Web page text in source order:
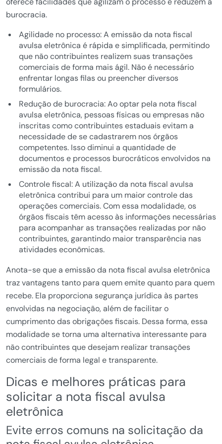
burocracia.
Agilidade no processo: A emissão da nota fiscal
avulsa eletrônica é rápida e simplificada, permitindo
que não contribuintes realizem suas transações
comerciais de forma mais ágil. Não é necessário
enfrentar longas filas ou preencher diversos
formulários.
Redução de burocracia: Ao optar pela nota fiscal
avulsa eletrônica, pessoas físicas ou empresas não
inscritas como contribuintes estaduais evitam a
necessidade de se cadastrarem nos órgãos
competentes. Isso diminui a quantidade de
documentos e processos burocráticos envolvidos na
emissão da nota fiscal.
Controle fiscal: A utilização da nota fiscal avulsa
eletrônica contribui para um maior controle das
operações comerciais. Com essa modalidade, os
órgãos fiscais têm acesso às informações necessárias
para acompanhar as transações realizadas por não
contribuintes, garantindo maior transparência nas
atividades econômicas.
Anota-se que a emissão da nota fiscal avulsa eletrônica
traz vantagens tanto para quem emite quanto para quem
recebe. Ela proporciona segurança jurídica às partes
envolvidas na negociação, além de facilitar o
cumprimento das obrigações fiscais. Dessa forma, essa
modalidade se torna uma alternativa interessante para
não contribuintes que desejam realizar transações
comerciais de forma legal e transparente.
Dicas e melhores práticas para
solicitar a nota fiscal avulsa
eletrônica
Evite erros comuns na solicitação da